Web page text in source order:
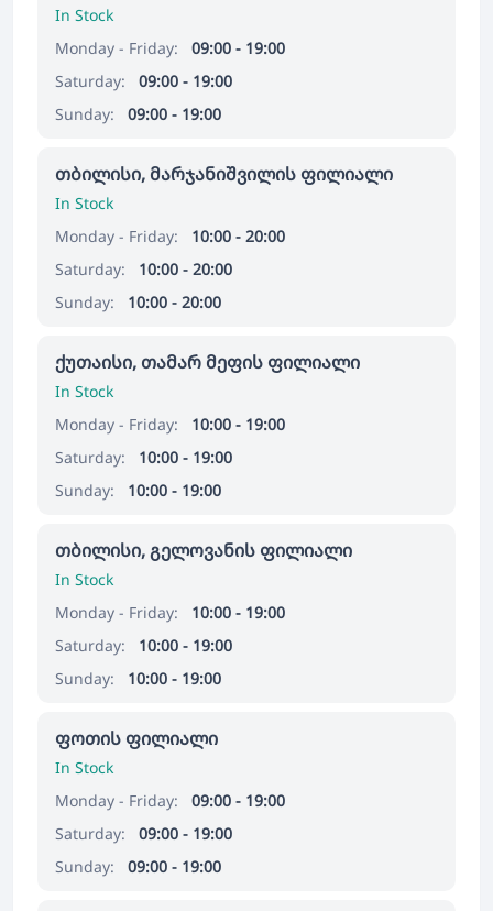
In Stock
Monday - Friday:
09:00 - 19:00
Saturday:
09:00 - 19:00
Sunday:
09:00 - 19:00
თბილისი, მარჯანიშვილის ფილიალი
In Stock
Monday - Friday:
10:00 - 20:00
Saturday:
10:00 - 20:00
Sunday:
10:00 - 20:00
ქუთაისი, თამარ მეფის ფილიალი
In Stock
Monday - Friday:
10:00 - 19:00
Saturday:
10:00 - 19:00
Sunday:
10:00 - 19:00
თბილისი, გელოვანის ფილიალი
In Stock
Monday - Friday:
10:00 - 19:00
Saturday:
10:00 - 19:00
Sunday:
10:00 - 19:00
ფოთის ფილიალი
In Stock
Monday - Friday:
09:00 - 19:00
Saturday:
09:00 - 19:00
Sunday:
09:00 - 19:00